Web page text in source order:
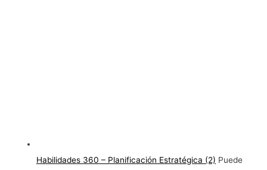
Habilidades 360 – Planificación Estratégica (2) Puede